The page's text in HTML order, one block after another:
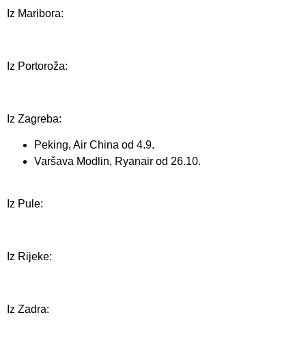
Iz Maribora:
Iz Portoroža:
Iz Zagreba:
Peking, Air China od 4.9.
Varšava Modlin, Ryanair od 26.10.
Iz Pule:
Iz Rijeke:
Iz Zadra: